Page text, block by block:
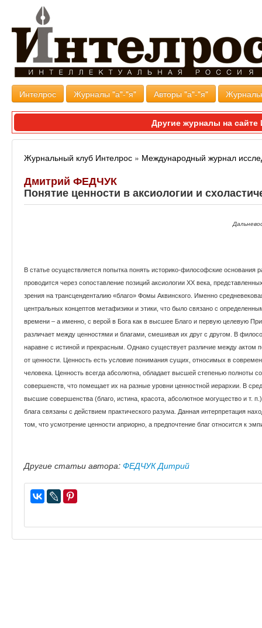
Интелрос Журналы "а"-"я" Авторы "а"-"я"
Другие журналы на
Журнальный клуб Интелрос » Международный журнал
Дмитрий ФЕДЧУК
Понятие ценности в аксиологии и
В статье осуществляется попытка понять историко-философские основания
проводится через сопоставление позиций аксиологии XX века,
зрения на трансценденталию «благо» Фомы Аквинского. Именно
центральных концептов метафизики и этики, что было связано с
времени – а именно, с верой в Бога как в высшее Благо и первую целевую
различает между ценностями и благами, смешивая их друг с другом. В
наравне с истиной и прекрасным. Однако существует различие между актом
от ценности. Ценность есть условие понимания сущих, относимых в
человека. Ценность всегда абсолютна, обладает высшей степенью полноты
совершенств, что помещает их на разные уровни ценностной иерархии. В
высшие совершенства (благо, истина, красота, абсолютное могущество и т.
блага связаны с действием практического разума. Данная интерпретация
том, что усмотрение ценности априорно, а предпочтение благ относится к
Другие статьи автора: ФЕДЧУК Дитрий